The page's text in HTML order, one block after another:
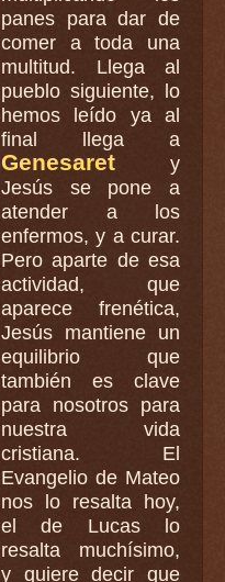
panes para dar de
comer a toda una
multitud. Llega al
pueblo siguiente, lo
hemos leído ya al
final llega a
Genesaret y
Jesús se pone a
atender a los
enfermos, y a curar.
Pero aparte de esa
actividad, que
aparece frenética,
Jesús mantiene un
equilibrio que
también es clave
para nosotros para
nuestra vida
cristiana. El
Evangelio de Mateo
nos lo resalta hoy,
el de Lucas lo
resalta muchísimo,
y quiere decir que